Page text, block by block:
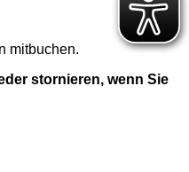
mitbuchen.
stornieren, wenn Sie